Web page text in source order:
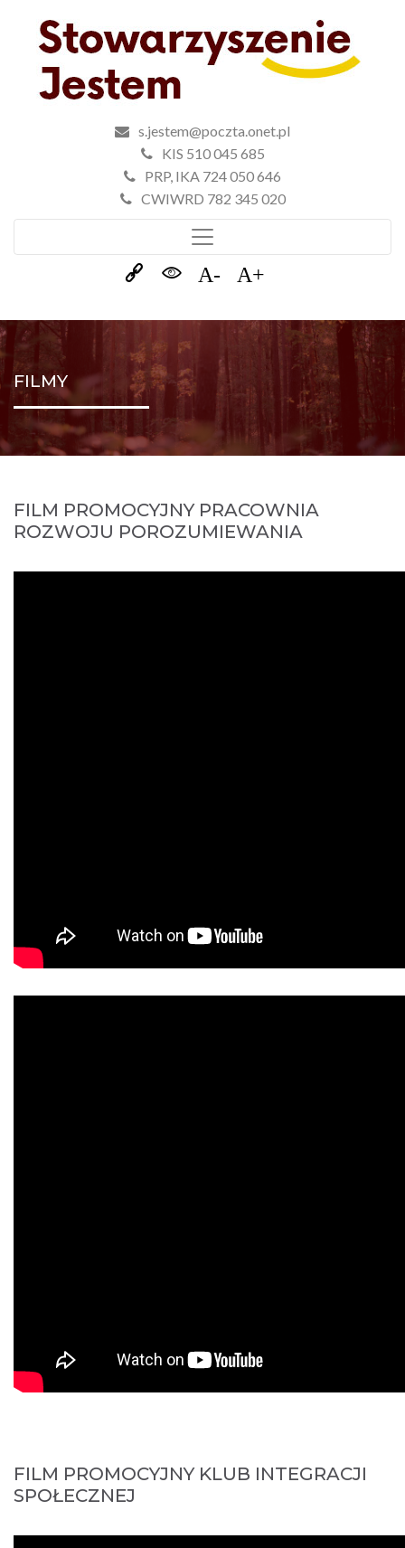
s.jestem@poczta.onet.pl
KIS 510 045 685
PRP, IKA 724 050 646
CWIWRD 782 345 020
FILMY
FILM PROMOCYJNY PRACOWNIA
ROZWOJU POROZUMIEWANIA
FILM PROMOCYJNY KLUB INTEGRACJI
SPOŁECZNEJ